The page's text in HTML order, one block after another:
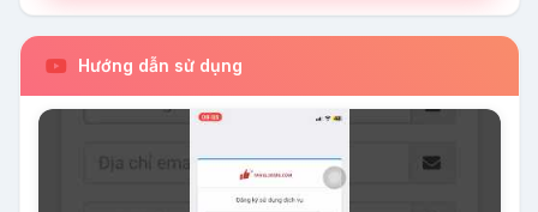
Hướng dẫn sử dụng